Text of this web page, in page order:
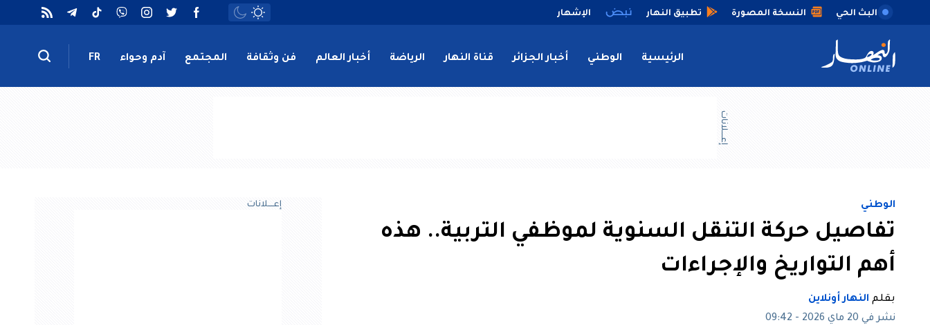
البث الحي النسخة المصورة تطبيق النهار الإشهار
الرئيسية الوطني أخبار الجزائر قناة النهار الرياضة أخبار العالم فن وثقافة المجتمع آدم وحواء FR
إعــــلانات
الوطني
تفاصيل حركة التنقل السنوية لموظفي التربية.. هذه
أهم التواريخ والإجراءات
بقلم النهار أونلاين
نشر في 20 ماي 2026 - 09:42
إعــــلانات